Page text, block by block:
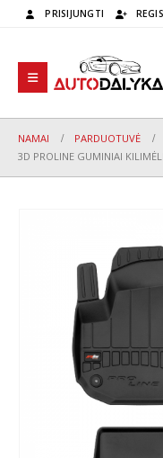
PRISIJUNGTI
NAMAI PARDUOTUVĖ
3D PROLINE GUMINIAI